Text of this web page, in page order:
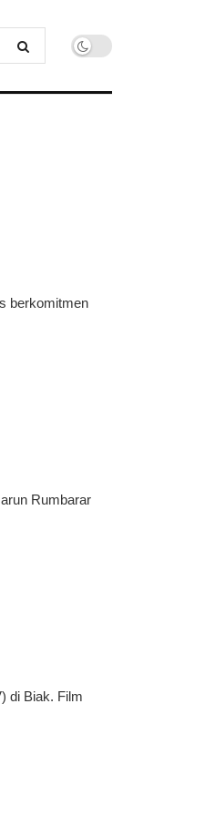
berkomitmen
Rumbarar
di Biak. Film